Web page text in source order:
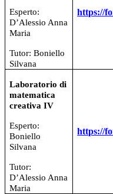
Esperto:
D’Alessio Anna
Maria
Tutor: Boniello
Silvana
https://
Laboratorio di
matematica
creativa IV
Esperto:
Boniello
Silvana
Tutor:
D’Alessio Anna
Maria
https://